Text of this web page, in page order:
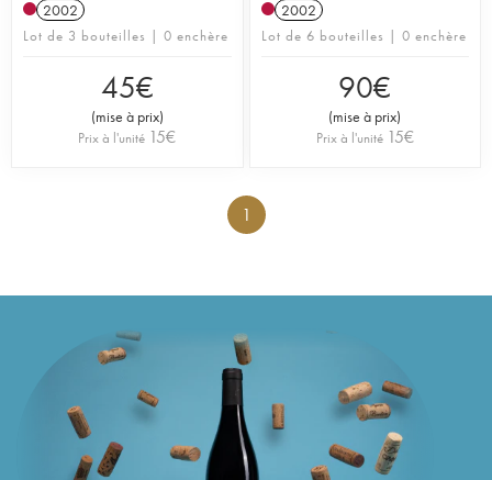
2002
Lot de 3 bouteilles | 0 enchère
45€
(mise à prix)
Prix à l'unité 15€
2002
Lot de 6 bouteilles | 0 enchère
90€
(mise à prix)
Prix à l'unité 15€
1